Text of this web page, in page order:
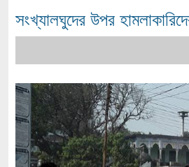
সংখ্যালঘুদের উপর